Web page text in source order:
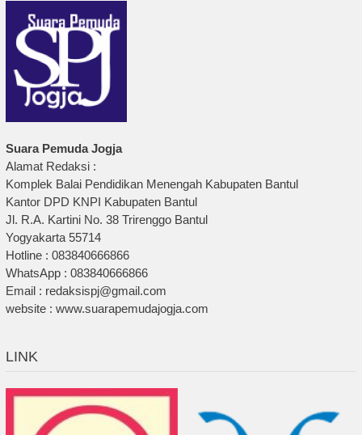
Suara Pemuda Jogja
Alamat Redaksi :
Komplek Balai Pendidikan Menengah Kabupaten Bantul
Kantor DPD KNPI Kabupaten Bantul
Jl. R.A. Kartini No. 38 Trirenggo Bantul
Yogyakarta 55714
Hotline : 083840666866
WhatsApp : 083840666866
Email : redaksispj@gmail.com
website : www.suarapemudajogja.com
LINK